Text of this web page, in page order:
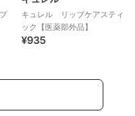
キュレル リップケアスティ
ック【医薬部外品】
¥935